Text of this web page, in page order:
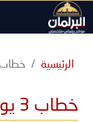
الرئيسية خطاب 3 يوليو
خطاب 3 يوليو